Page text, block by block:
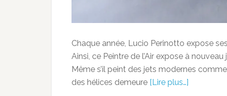
Chaque année, Lucio Perinotto expose
Ainsi, ce Peintre de l’Air expose à
Même s’il peint des jets modernes
des hélices demeure [Lire plus…]